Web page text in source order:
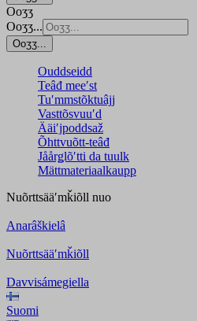
Ooʒʒ
Ooʒʒ...
Ooʒʒ...
Ouddseidd
Teâđ meeʹst
Tuʹmmstõktuâjj
Vasttõsvuuʹd
Ääiʹjpoddsaž
Õhttvuõtt-teâđ
Jåårǥlõʹtti da tuulk
Mättmateriaalkaupp
Nuõrttsääʹmǩiõll nuo
Anarâškielâ
Nuõrttsääʹmǩiõll
Davvisámegiella
Suomi